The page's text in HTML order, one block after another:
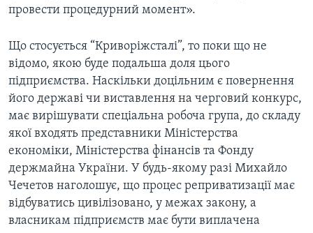
провести процедурний момент».
Що стосується “Криворіжсталі”, то поки що не
відомо, якою буде подальша доля цього
підприємства. Наскільки доцільним є повернення
його державі чи виставлення на черговий конкурс,
має вирішувати спеціальна робоча група, до складу
якої входять представники Міністерства
економіки, Міністерства фінансів та Фонду
держмайна України. У будь-якому разі Михайло
Чечетов наголошує, що процес реприватизації має
відбуватись цивілізовано, у межах закону, а
власникам підприємств має бути виплачена